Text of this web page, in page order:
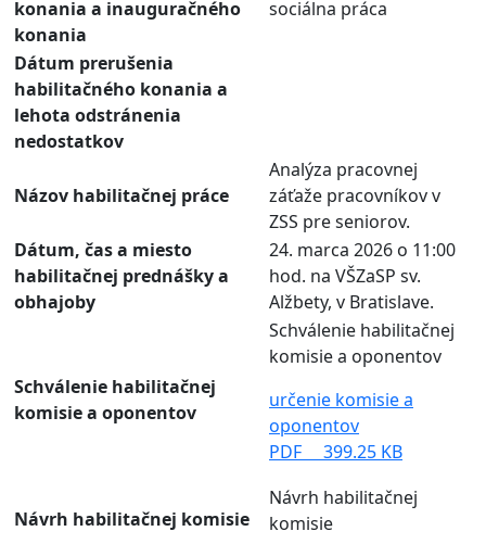
konania a inauguračného
konania
sociálna práca
Dátum prerušenia
habilitačného konania a
lehota odstránenia
nedostatkov
Názov habilitačnej práce
Analýza pracovnej
záťaže pracovníkov v
ZSS pre seniorov.
Dátum, čas a miesto
habilitačnej prednášky a
obhajoby
24. marca 2026 o 11:00
hod. na VŠZaSP sv.
Alžbety, v Bratislave.
Schválenie habilitačnej
komisie a oponentov
Schválenie habilitačnej
komisie a oponentov
určenie komisie a
oponentov
PDF 399.25 KB
Návrh habilitačnej komisie
Návrh habilitačnej
komisie